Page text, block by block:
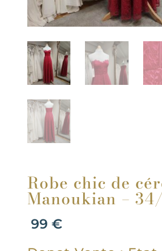
Robe chic de
Manoukian –
99 €